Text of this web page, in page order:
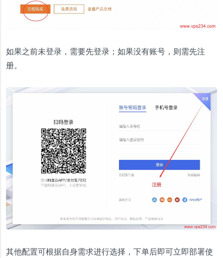
如果之前未登录，需要先登录；如果没有账号，则需先注
册。
其他配置可根据自身需求进行选择，下单后即可立即部署使